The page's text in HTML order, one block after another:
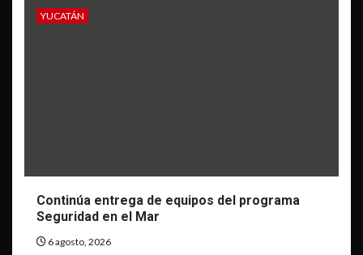
YUCATÁN
Continúa entrega de equipos del programa
Seguridad en el Mar
6 agosto, 2026